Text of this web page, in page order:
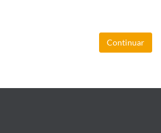
Continuar